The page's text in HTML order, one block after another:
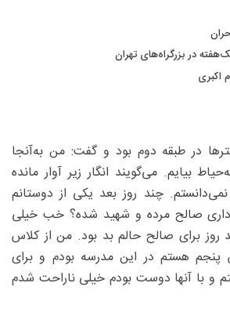
اکبری
در طبقه دوم بود و گفت: من به‌آنجا
بیایم. می‌گویند انگار زیر آوار مانده
چند روز بعد یکی از دوستانم
صالح مرده و شهید شده؟ خب خیلی
برای صالح حالم بد بود. من از کلاس
پنجم هستم در این مدرسه بودم و برای
و با آنها دوست بودم خیلی ناراحت شدم